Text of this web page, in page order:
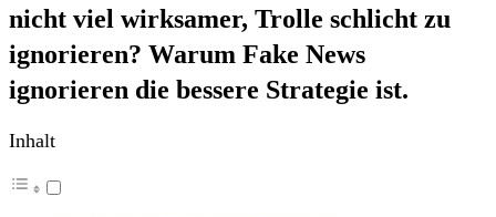
nicht viel wirksamer, Trolle schlicht zu
ignorieren? Warum Fake News
ignorieren die bessere Strategie ist.
Inhalt